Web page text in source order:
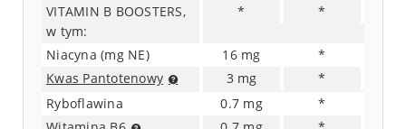
VITAMIN B BOOSTERS,
w tym:
* *
Niacyna (mg NE) 16 mg
*
Kwas Pantotenowy
3 mg
*
Ryboflawina
0.7 mg
*